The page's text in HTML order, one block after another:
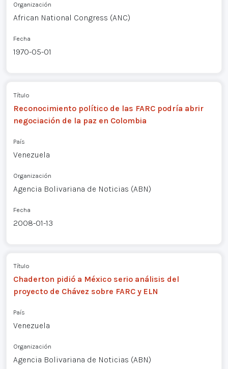
Organización
African National Congress (ANC)
Fecha
1970-05-01
Título
Reconocimiento político de las FARC podría abrir
negociación de la paz en Colombia
País
Venezuela
Organización
Agencia Bolivariana de Noticias (ABN)
Fecha
2008-01-13
Título
Chaderton pidió a México serio análisis del
proyecto de Chávez sobre FARC y ELN
País
Venezuela
Organización
Agencia Bolivariana de Noticias (ABN)